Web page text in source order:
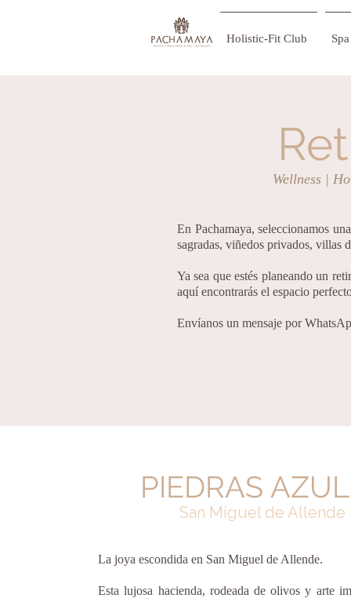
Holistic-Fit Club
Wellness |
En Pachamaya, seleccionamos
sagradas, viñedos privados, villas
Ya sea que estés planeando un
aquí encontrarás el espacio
Envíanos un mensaje por
PIEDRAS
San Miguel de Allende
La joya escondida en San Miguel de Allende.
Esta lujosa hacienda, rodeada de olivos y arte